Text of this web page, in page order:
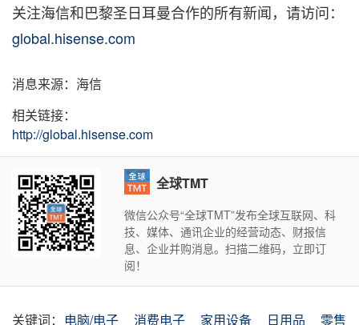
关注海信和巴黎圣日耳曼合作的所有新闻，请访问：
global.hisense.com
消息来源：海信
相关链接：
http://global.hisense.com
全球TMT
微信公众号“全球TMT”发布全球互联网、科
技、媒体、通讯企业的经营动态、财报信
息、企业并购消息。扫描二维码，立即订
阅！
关键词： 电脑/电子 消费电子 家用设备 日用品
零售